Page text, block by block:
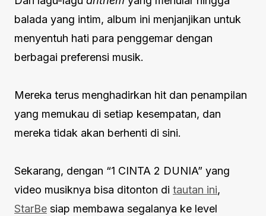
balada yang intim, album ini menjanjikan untuk
menyentuh hati para penggemar dengan
berbagai preferensi musik.
Mereka terus menghadirkan hit dan penampilan
yang memukau di setiap kesempatan, dan
mereka tidak akan berhenti di sini.
Sekarang, dengan “1 CINTA 2 DUNIA” yang
video musiknya bisa ditonton di tautan ini,
StarBe siap membawa segalanya ke level